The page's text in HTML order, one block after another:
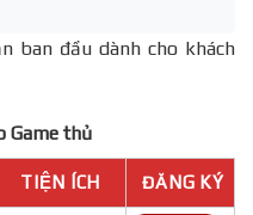
ban đầu dành cho khách
Game thủ
TIỆN ÍCH ĐĂNG KÝ